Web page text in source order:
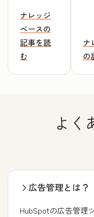
ナレッジ
ベースの
記事を読
む
ナ
の
よく
広告管理とは？
HubSpotの広告管理